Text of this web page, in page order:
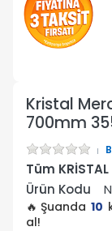
Kristal
700mm
Tüm
Ürün Kodu
🔥 Şuanda 10
al!